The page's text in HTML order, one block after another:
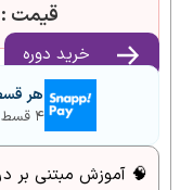
قیمت :
خرید دوره
هر
۴ قسط ماهانه. بدون سود، چک و ضامن.
🧠 آموزش مبتنی بر